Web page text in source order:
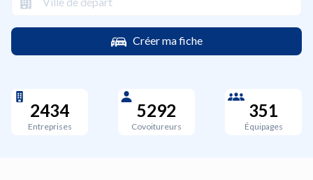
Créer ma fiche
2434
Entreprises
5292
Covoitureurs
351
Équipages